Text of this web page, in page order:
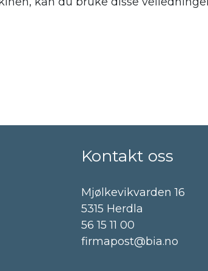
Kontakt oss
Mjølkevikvarden 16
5315 Herdla
56 15 11 00
firmapost@bia.no